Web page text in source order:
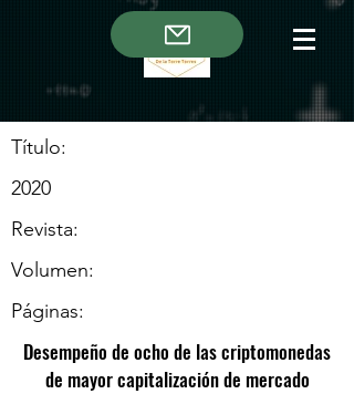
Título:
2020
Revista:
Volumen:
Páginas:
Desempeño de ocho de las criptomonedas
de mayor capitalización de mercado